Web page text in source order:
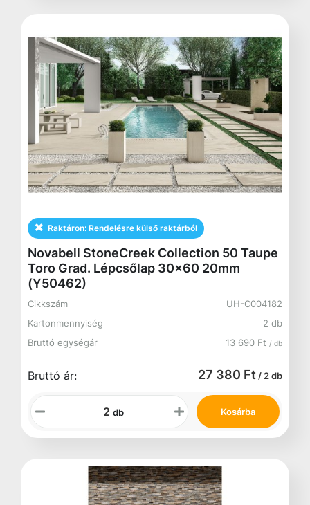
Raktáron: Rendelésre külső raktárból
Novabell StoneCreek Collection 50 Taupe
Toro Grad. Lépcsőlap 30x60 20mm
(Y50462)
Cikkszám
UH-C004182
Kartonmennyiség
2 db
Bruttó egységár
13 690 Ft / db
Bruttó ár: 27 380 Ft / 2 db
db Kosárba